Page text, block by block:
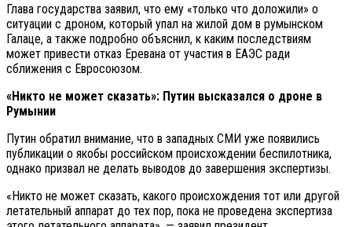
Глава государства заявил, что ему «только что доложили» о
ситуации с дроном, который упал на жилой дом в румынском
Галаце, а также подробно объяснил, к каким последствиям
может привести отказ Еревана от участия в ЕАЭС ради
сближения с Евросоюзом.
«Никто не может сказать»: Путин высказался о дроне в
Румынии
Путин обратил внимание, что в западных СМИ уже появились
публикации о якобы российском происхождении беспилотника,
однако призвал не делать выводов до завершения экспертизы.
«Никто не может сказать, какого происхождения тот или другой
летательный аппарат до тех пор, пока не проведена экспертиза